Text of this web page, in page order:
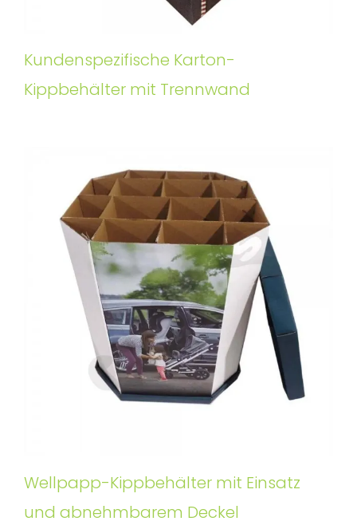
Kundenspezifische Karton-
Kippbehälter mit Trennwand
Wellpapp-Kippbehälter mit Einsatz
und abnehmbarem Deckel